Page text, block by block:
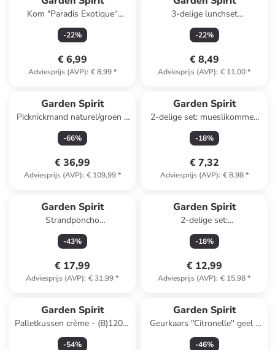
Kom "Paradis Exotique''
meerkleurig - Ø 25 cm
-22%
€ 6,99
Adviesprijs (AVP): € 8,99*
3-delige lunchset
(verrassingsproduct)
-22%
€ 8,49
Adviesprijs (AVP): € 11,00*
Garden Spirit
Picknickmand naturel/groen -
21 delen
-66%
€ 36,99
Adviesprijs (AVP): € 109,99*
Garden Spirit
2-delige set: mueslikommen
"Paradis" meerkleurig - Ø 15
cm
-18%
€ 7,32
Adviesprijs (AVP): € 8,98*
Garden Spirit
Strandponcho
(verrassingsproduct)
-43%
€ 17,99
Adviesprijs (AVP): € 31,99*
Garden Spirit
2-delige set:
wijnfleskoeltassen - (H)36 cm
(verrassingsproduct)
-18%
€ 12,99
Adviesprijs (AVP): € 15,98*
Garden Spirit
Palletkussen crème - (B)120 x
(H)10 x (D)40 cm
-54%
Garden Spirit
Geurkaars "Citronelle'' geel -
760 g (verrassingsproduct)
-46%